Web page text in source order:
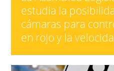
estudia la
cámaras para
en rojo y la